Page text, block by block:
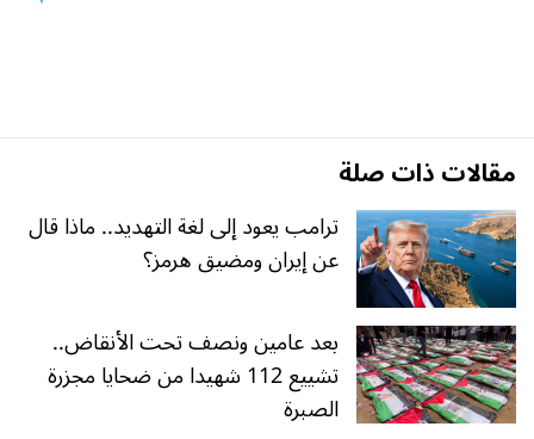
مقالات ذات صلة
ترامب يعود إلى لغة التهديد.. ماذا قال
عن إيران ومضيق هرمز؟
بعد عامين ونصف تحت الأنقاض..
تشييع 112 شهيدا من ضحايا مجزرة
الصبرة